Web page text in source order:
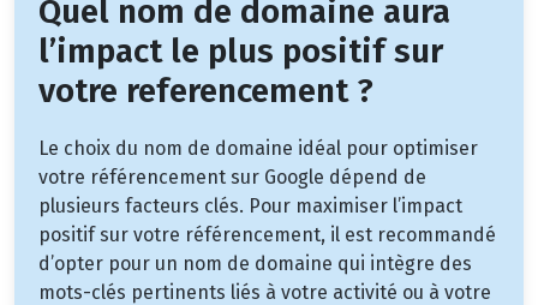
Quel nom de domaine aura
l’impact le plus positif sur
votre referencement ?
Le choix du nom de domaine idéal pour optimiser
votre référencement sur Google dépend de
plusieurs facteurs clés. Pour maximiser l’impact
positif sur votre référencement, il est recommandé
d’opter pour un nom de domaine qui intègre des
mots-clés pertinents liés à votre activité ou à votre